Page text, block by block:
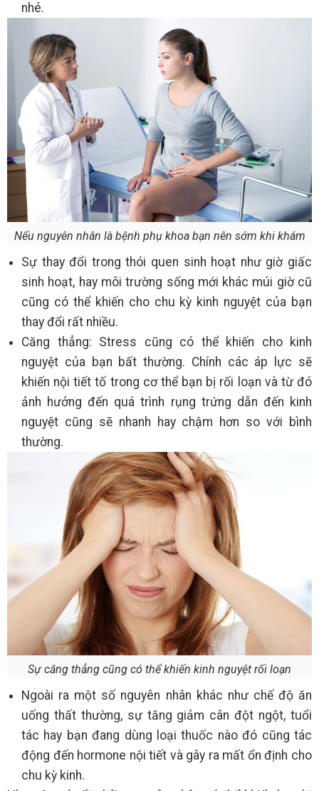
nhé.
Nếu nguyên nhân là bệnh phụ khoa bạn nên sớm khi khám
Sự thay đổi trong thói quen sinh hoạt như giờ giấc
sinh hoạt, hay môi trường sống mới khác múi giờ cũ
cũng có thể khiến cho chu kỳ kinh nguyệt của bạn
thay đổi rất nhiều.
Căng thẳng: Stress cũng có thể khiến cho kinh
nguyệt của bạn bất thường. Chính các áp lực sẽ
khiến nội tiết tố trong cơ thể bạn bị rối loạn và từ đó
ảnh hưởng đến quá trình rụng trứng dẫn đến kinh
nguyệt cũng sẽ nhanh hay chậm hơn so với bình
thường.
Sự căng thẳng cũng có thể khiến kinh nguyệt rối loạn
Ngoài ra một số nguyên nhân khác như chế độ ăn
uống thất thường, sự tăng giảm cân đột ngột, tuổi
tác hay bạn đang dùng loại thuốc nào đó cũng tác
động đến hormone nội tiết và gây ra mất ổn định cho
chu kỳ kinh.